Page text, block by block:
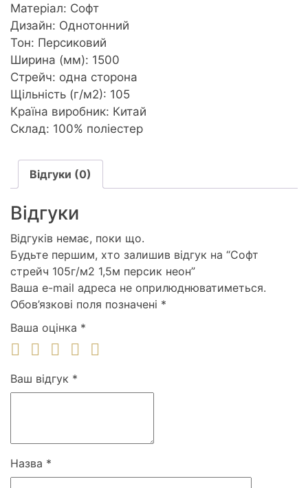
Матеріал: Софт
Дизайн: Однотонний
Тон: Персиковий
Ширина (мм): 1500
Стрейч: одна сторона
Щільність (г/м2): 105
Країна виробник: Китай
Склад: 100% поліестер
Відгуки (0)
Відгуки
Відгуків немає, поки що.
Будьте першим, хто залишив відгук на “Софт
стрейч 105г/м2 1,5м персик неон”
Ваша e-mail адреса не оприлюднюватиметься.
Обов’язкові поля позначені *
Ваша оцінка *
Ваш відгук *
Назва *